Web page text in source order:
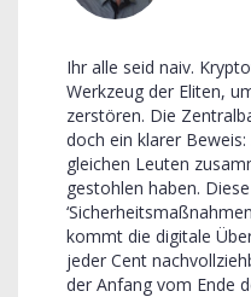
Ihr alle seid naiv.
Werkzeug der Eliten,
zerstören. Die
doch ein klarer
gleichen Leuten
gestohlen haben.
kommt die digitale
jeder Cent
der Anfang vom Ende